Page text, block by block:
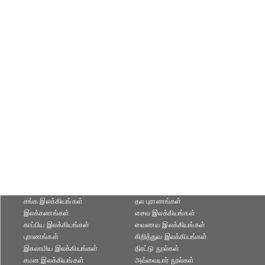
சங்க இலக்கியங்கள்
இலக்கணங்கள்
காப்பிய இலக்கியங்கள்
புராணங்கள்
தல புராணங்கள்
சைவ இலக்கியங்கள்
வைணவ இலக்கியங்கள்
கிறித்துவ இலக்கியங்கள்
இசுலாமிய இலக்கியங்கள்
சமன இலக்கியங்கள்
திரட்டு நூல்கள்
அவ்வையார் நூல்கள்